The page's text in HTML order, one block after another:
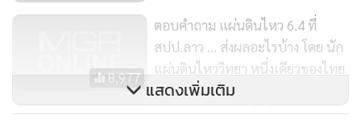
พิมาย อ.พิมาย, มหาวิทยาลัยเทคโนโลยีสุรนารี (มทส.), สีมา
คอนโดมิเนียม กลางเมืองนครราชสีมา และอาคารสูงหลายแห่ง
รวมถึงบ้านเรือนประชาชนใน ต.ท่าช้าง อ.เฉลิมพระเกียรติ
จ.นครราชสีมา ซึ่งมีการแชร์ภาพเหตุการณ์สั่นไหวของโคมไฟ
และสิ่งของต่างๆ ในโซเชียลมีเดียกันอย่างต่อเนื่อง
8,977
ตอบคำถาม แผ่นดินไหว 6.4 ที่
สปป.ลาว ... ส่งผลอะไรบ้าง โดย นัก
แผ่นดินไหววิทยา หนึ่งเดียวของไทย
กรมอุตุฯ แจงแผ่นดินไหว สปป.ลาว
แสดงเพิ่มเติม